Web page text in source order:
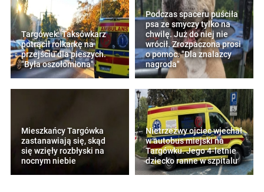
Targówek. Taksówkarz
potrącił rolkarkę na
przejściu dla pieszych.
"Była oszołomiona"
Podczas spaceru puściła
psa ze smyczy tylko na
chwilę. Już do niej nie
wrócił. Zrozpaczona prosi
o pomoc. "Dla znalazcy
nagroda"
Mieszkańcy Targówka
zastanawiają się, skąd
się wzięły rozbłyski na
nocnym niebie
Nietrzeźwy ojciec wjechał
w autobus miejski na
Targówku. Jego 4-letnie
dziecko ranne w szpitalu